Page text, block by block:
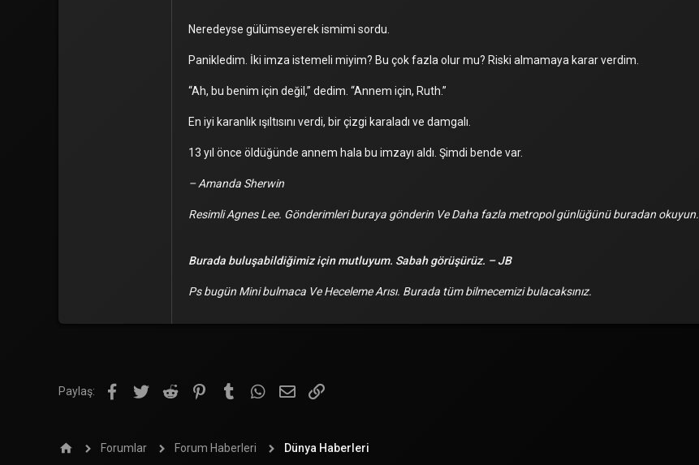
Neredeyse gülümseyerek ismimi sordu.
Panikledim. İki imza istemeli miyim? Bu çok fazla olur mu? Riski almamaya karar verdim.
“Ah, bu benim için değil,” dedim. “Annem için, Ruth.”
En iyi karanlık ışıltısını verdi, bir çizgi karaladı ve damgalı.
13 yıl önce öldüğünde annem hala bu imzayı aldı. Şimdi bende var.
– Amanda Sherwin
Resimli Agnes Lee. Gönderimleri buraya gönderin Ve Daha fazla metropol günlüğünü buradan okuyun.
Burada buluşabildiğimiz için mutluyum. Sabah görüşürüz. – JB
Ps bugün Mini bulmaca Ve Heceleme Arısı. Burada tüm bilmecemizi bulacaksınız.
Paylaş: Facebook
TwitterReddit PinterestTumblrWhatsApp
E-postaLink
Forumlar Forum Haberleri Dünya Haberleri